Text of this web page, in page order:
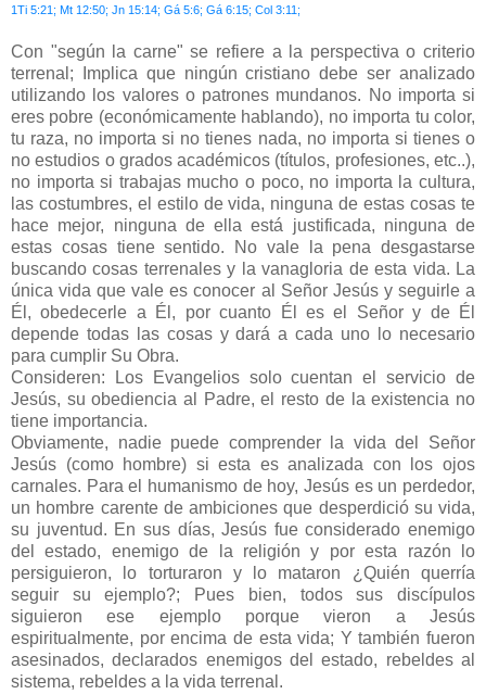
1Ti 5:21; Mt 12:50; Jn 15:14; Gá 5:6; Gá 6:15; Col 3:11;
Con "según la carne" se refiere a la perspectiva o criterio
terrenal; Implica que ningún cristiano debe ser analizado
utilizando los valores o patrones mundanos. No importa si
eres pobre (económicamente hablando), no importa tu color,
tu raza, no importa si no tienes nada, no importa si tienes o
no estudios o grados académicos (títulos, profesiones, etc..),
no importa si trabajas mucho o poco, no importa la cultura,
las costumbres, el estilo de vida, ninguna de estas cosas te
hace mejor, ninguna de ella está justificada, ninguna de
estas cosas tiene sentido. No vale la pena desgastarse
buscando cosas terrenales y la vanagloria de esta vida. La
única vida que vale es conocer al Señor Jesús y seguirle a
Él, obedecerle a Él, por cuanto Él es el Señor y de Él
depende todas las cosas y dará a cada uno lo necesario
para cumplir Su Obra.
Consideren: Los Evangelios solo cuentan el servicio de
Jesús, su obediencia al Padre, el resto de la existencia no
tiene importancia.
Obviamente, nadie puede comprender la vida del Señor
Jesús (como hombre) si esta es analizada con los ojos
carnales. Para el humanismo de hoy, Jesús es un perdedor,
un hombre carente de ambiciones que desperdició su vida,
su juventud. En sus días, Jesús fue considerado enemigo
del estado, enemigo de la religión y por esta razón lo
persiguieron, lo torturaron y lo mataron ¿Quién querría
seguir su ejemplo?; Pues bien, todos sus discípulos
siguieron ese ejemplo porque vieron a Jesús
espiritualmente, por encima de esta vida; Y también fueron
asesinados, declarados enemigos del estado, rebeldes al
sistema, rebeldes a la vida terrenal.